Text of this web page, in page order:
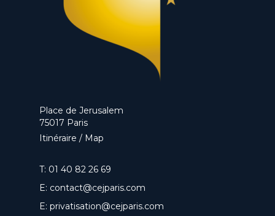
Place de Jerusalem
75017 Paris
Itinéraire / Map
T: 01 40 82 26 69
E: contact@cejparis.com
E: privatisation@cejparis.com